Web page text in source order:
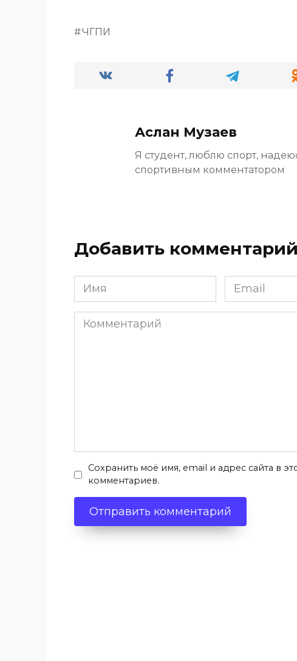
ЧГПИ
Аслан Музаев
Я студент, люблю спорт,
спортивным комментатором
Добавить комментарий
Имя
*
Email
*
Комментарий
Сохранить моё имя, email и адрес сайта в
комментариев.